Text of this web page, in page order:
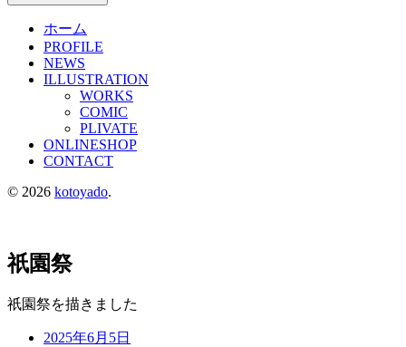
ホーム
PROFILE
NEWS
ILLUSTRATION
WORKS
COMIC
PLIVATE
ONLINESHOP
CONTACT
© 2026 kotoyado.
祇園祭
祇園祭を描きました
2025年6月5日